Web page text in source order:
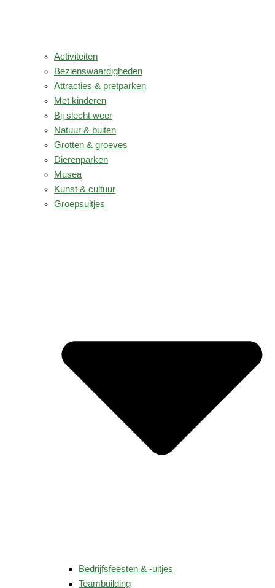
Activiteiten
Bezienswaardigheden
Attracties & pretparken
Met kinderen
Bij slecht weer
Natuur & buiten
Grotten & groeves
Dierenparken
Musea
Kunst & cultuur
Groepsuitjes
Bedrijfsfeesten & -uitjes
Teambuilding